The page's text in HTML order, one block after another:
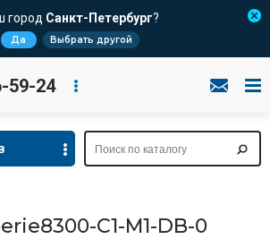
город Санкт-Петербург?
Да Выбрать другой
59-24
C1-M1-DB-0